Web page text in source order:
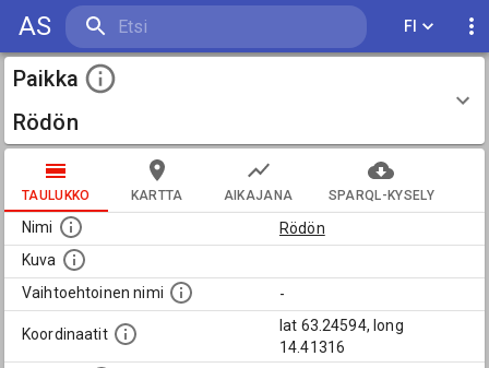
AS FI
Paikka
Rödön
TAULUKKO KARTTA AIKAJANA SPARQL-KYSELY
Nimi
Rödön
Kuva
Vaihtoehtoinen nimi
-
Koordinaatit
lat 63.24594, long
14.41316